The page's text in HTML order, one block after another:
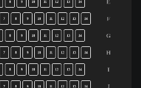
E
F
G
H
I
J
8 9 10 11 12 13 14
7 8 9 10 11 12 13 14
8 9 10 11 12 13 14
7 8 9 10 11 12 13 14
9 10 12 13 14
7 8 9 10 11 12 13 14